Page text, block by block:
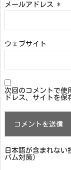
メールアドレス *
ウェブサイト
次回のコメントで使
ドレス、サイトを保
日本語が含まれない
パム対策）